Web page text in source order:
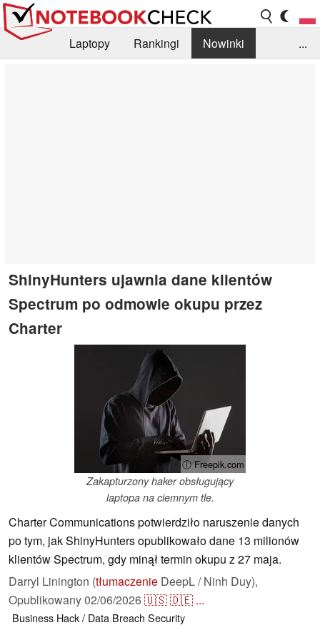
Laptopy Rankingi
Nowinki
...
ShinyHunters ujawnia dane klientów
Spectrum po odmowie okupu przez
Charter
ⓘ Freepik.com
Zakapturzony haker obsługujący
laptopa na ciemnym tle.
Charter Communications potwierdziło naruszenie danych
po tym, jak ShinyHunters opublikowało dane 13 milionów
klientów Spectrum, gdy minął termin okupu z 27 maja.
Darryl Linington (tłumaczenie DeepL / Ninh Duy),
Opublikowany02/06/2026🇺🇸🇩🇪 ...
Business Hack / Data Breach Security